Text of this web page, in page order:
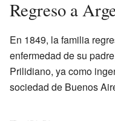
Regreso a
En 1849, la familia
enfermedad de su
Prilidiano, ya como
sociedad de Buenos